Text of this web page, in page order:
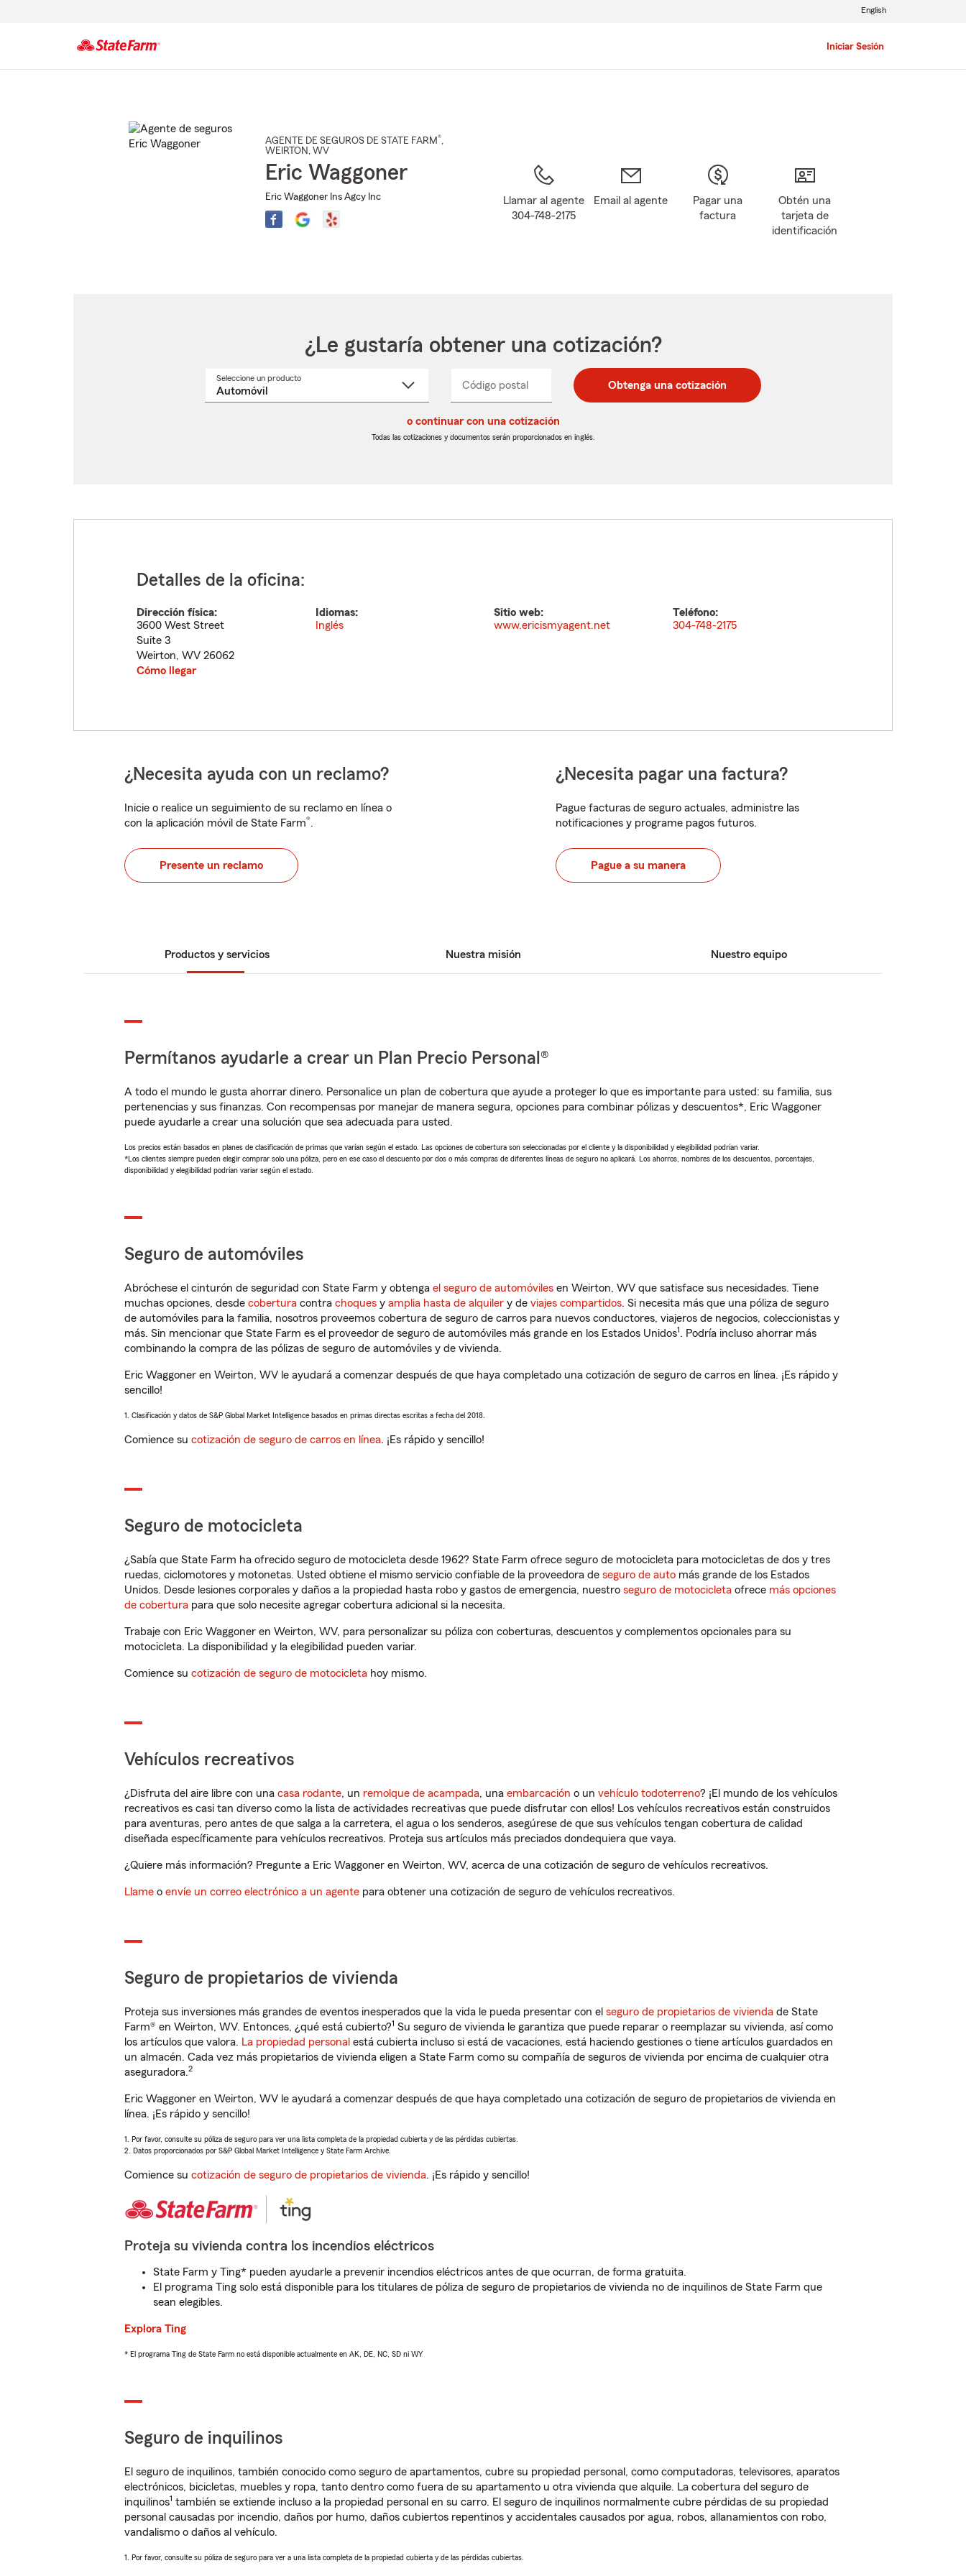
Iniciar Sesión
English
AGENTE DE SEGUROS DE STATE FARM®,
WEIRTON , WV
Eric Waggoner
Eric Waggoner Ins Agcy Inc
Llamar al agente
304-748-2175
Email al agente
Pagar una
factura
Obtén una
tarjeta de
identificación
¿Le gustaría obtener una cotización?
Seleccione un productoSeleccione
Código postal
postal
de
postal
de
_____ Obtenga una cotización
o continuar con una cotización
Todas las cotizaciones y documentos serán proporcionados en inglés.
Detalles de la oficina:
Dirección física:
3600 West Street
Suite 3
Weirton, WV 26062
Cómo llegar
Idiomas:
Inglés
Sitio web:
www.ericismyagent.net
Teléfono:
304-748-2175
¿Necesita ayuda con un reclamo?
Inicie o realice un seguimiento de su reclamo en línea o
con la aplicación móvil de State Farm®.
Presente un reclamo
¿Necesita pagar una factura?
Pague facturas de seguro actuales, administre las
notificaciones y programe pagos futuros.
Pague a su manera
Productos y servicios Nuestra misión Nuestro equipo
Permítanos ayudarle a crear un Plan Precio Personal®
A todo el mundo le gusta ahorrar dinero. Personalice un plan de cobertura que ayude a proteger lo que es importante para usted: su familia, sus
pertenencias y sus finanzas. Con recompensas por manejar de manera segura, opciones para combinar pólizas y descuentos*, Eric Waggoner
puede ayudarle a crear una solución que sea adecuada para usted.
Los precios están basados en planes de clasificación de primas que varían según el estado. Las opciones de cobertura son seleccionadas por el cliente y la disponibilidad y elegibilidad podrían variar.
*Los clientes siempre pueden elegir comprar solo una póliza, pero en ese caso el descuento por dos o más compras de diferentes líneas de seguro no aplicará. Los ahorros, nombres de los descuentos, porcentajes,
disponibilidad y elegibilidad podrían variar según el estado.
Seguro de automóviles
Abróchese el cinturón de seguridad con State Farm y obtenga el seguro de automóviles en Weirton, WV que satisface sus necesidades. Tiene
muchas opciones, desde cobertura contra choques y amplia hasta de alquiler y de viajes compartidos. Si necesita más que una póliza de seguro
de automóviles para la familia, nosotros proveemos cobertura de seguro de carros para nuevos conductores, viajeros de negocios, coleccionistas y
más. Sin mencionar que State Farm es el proveedor de seguro de automóviles más grande en los Estados Unidos1. Podría incluso ahorrar más
combinando la compra de las pólizas de seguro de automóviles y de vivienda.
Eric Waggoner en Weirton, WV le ayudará a comenzar después de que haya completado una cotización de seguro de carros en línea. ¡Es rápido y
sencillo!
1. Clasificación y datos de S&P Global Market Intelligence basados en primas directas escritas a fecha del 2018.
Comience su cotización de seguro de carros en línea. ¡Es rápido y sencillo!
Seguro de motocicleta
¿Sabía que State Farm ha ofrecido seguro de motocicleta desde 1962? State Farm ofrece seguro de motocicleta para motocicletas de dos y tres
ruedas, ciclomotores y motonetas. Usted obtiene el mismo servicio confiable de la proveedora de seguro de auto más grande de los Estados
Unidos. Desde lesiones corporales y daños a la propiedad hasta robo y gastos de emergencia, nuestro seguro de motocicleta ofrece más opciones
de cobertura para que solo necesite agregar cobertura adicional si la necesita.
Trabaje con Eric Waggoner en Weirton, WV, para personalizar su póliza con coberturas, descuentos y complementos opcionales para su
motocicleta. La disponibilidad y la elegibilidad pueden variar.
Comience su cotización de seguro de motocicleta hoy mismo.
Vehículos recreativos
¿Disfruta del aire libre con una casa rodante, un remolque de acampada, una embarcación o un vehículo todoterreno? ¡El mundo de los vehículos
recreativos es casi tan diverso como la lista de actividades recreativas que puede disfrutar con ellos! Los vehículos recreativos están construidos
para aventuras, pero antes de que salga a la carretera, el agua o los senderos, asegúrese de que sus vehículos tengan cobertura de calidad
diseñada específicamente para vehículos recreativos. Proteja sus artículos más preciados dondequiera que vaya.
¿Quiere más información? Pregunte a Eric Waggoner en Weirton, WV, acerca de una cotización de seguro de vehículos recreativos.
Llame o envíe un correo electrónico a un agente para obtener una cotización de seguro de vehículos recreativos.
Seguro de propietarios de vivienda
Proteja sus inversiones más grandes de eventos inesperados que la vida le pueda presentar con el seguro de propietarios de vivienda de State
Farm® en Weirton, WV. Entonces, ¿qué está cubierto?1 Su seguro de vivienda le garantiza que puede reparar o reemplazar su vivienda, así como
los artículos que valora. La propiedad personal está cubierta incluso si está de vacaciones, está haciendo gestiones o tiene artículos guardados en
un almacén. Cada vez más propietarios de vivienda eligen a State Farm como su compañía de seguros de vivienda por encima de cualquier otra
aseguradora.2
Eric Waggoner en Weirton, WV le ayudará a comenzar después de que haya completado una cotización de seguro de propietarios de vivienda en
línea. ¡Es rápido y sencillo!
1. Por favor, consulte su póliza de seguro para ver una lista completa de la propiedad cubierta y de las pérdidas cubiertas.
2. Datos proporcionados por S&P Global Market Intelligence y State Farm Archive.
Comience su cotización de seguro de propietarios de vivienda. ¡Es rápido y sencillo!
Proteja su vivienda contra los incendios eléctricos
State Farm y Ting* pueden ayudarle a prevenir incendios eléctricos antes de que ocurran, de forma gratuita.
El programa Ting solo está disponible para los titulares de póliza de seguro de propietarios de vivienda no de inquilinos de State Farm que
sean elegibles.
Explora Ting
* El programa Ting de State Farm no está disponible actualmente en AK, DE, NC, SD ni WY
Seguro de inquilinos
El seguro de inquilinos, también conocido como seguro de apartamentos, cubre su propiedad personal, como computadoras, televisores, aparatos
electrónicos, bicicletas, muebles y ropa, tanto dentro como fuera de su apartamento u otra vivienda que alquile. La cobertura del seguro de
inquilinos1 también se extiende incluso a la propiedad personal en su carro. El seguro de inquilinos normalmente cubre pérdidas de su propiedad
personal causadas por incendio, daños por humo, daños cubiertos repentinos y accidentales causados por agua, robos, allanamientos con robo,
vandalismo o daños al vehículo.
1. Por favor, consulte su póliza de seguro para ver a una lista completa de la propiedad cubierta y de las pérdidas cubiertas.